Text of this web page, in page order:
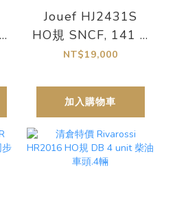
Jouef HJ2431S
HO規 SNCF, 141 R
484 dépôt
音效蒸汽車
NT$19,000
加入購物車